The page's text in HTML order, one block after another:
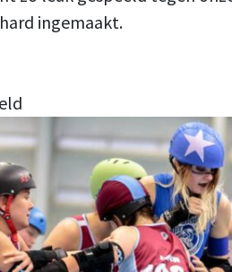
ingemaakt.